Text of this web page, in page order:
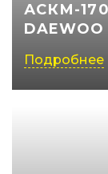
(050)
(067)
АСКМ-
DAEWOO
Подробнее